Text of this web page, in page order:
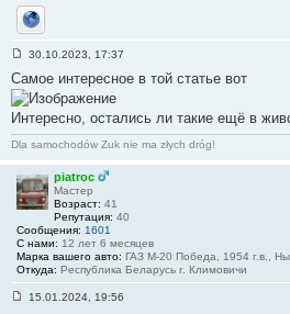
Сайт
о
о
б
щ
н
#
4
30.10.2023, 17:37
Самое интересное в той статье вот
Интересно, остались ли такие ещё в
Dla samochodów Zuk nie ma złych dróg!
piatroc
Мастер
Возраст: 41
Репутация: 40
Сообщения: 1601
С нами: 12 лет 6 месяцев
Марка вашего авто: ГАЗ М-20 Победа, 1954 г.в.,
Откуда: Республика Беларусь г. Климовичи
15.01.2024, 19:56